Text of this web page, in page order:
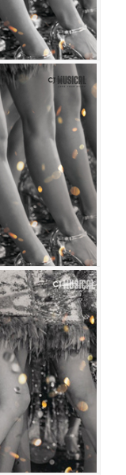
전수경 홍지민오소연
조용수 최영민김성수
홍지민 정민 강동호
송